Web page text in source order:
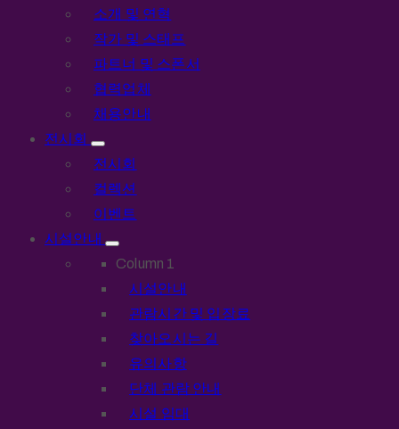
소개 및 연혁
작가 및 스태프
파트너 및 스폰서
협력업체
채용안내
전시회
전시회
컬렉션
이벤트
시설안내
Column 1
시설안내
관람시간 및 입장료
찾아오시는 길
유의사항
단체 관람 안내
시설 임대